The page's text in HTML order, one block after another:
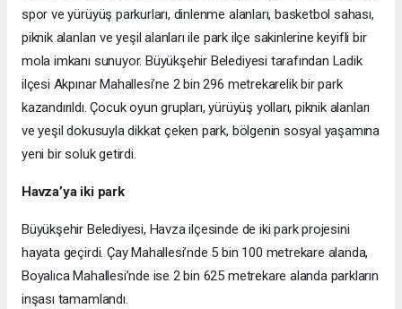
spor ve yürüyüş parkurları, dinlenme alanları, basketbol sahası,
piknik alanları ve yeşil alanları ile park ilçe sakinlerine keyifli bir
mola imkanı sunuyor. Büyükşehir Belediyesi tarafından Ladik
ilçesi Akpınar Mahallesi’ne 2 bin 296 metrekarelik bir park
kazandırıldı. Çocuk oyun grupları, yürüyüş yolları, piknik alanları
ve yeşil dokusuyla dikkat çeken park, bölgenin sosyal yaşamına
yeni bir soluk getirdi.
Havza’ya iki park
Büyükşehir Belediyesi, Havza ilçesinde de iki park projesini
hayata geçirdi. Çay Mahallesi’nde 5 bin 100 metrekare alanda,
Boyalıca Mahallesi’nde ise 2 bin 625 metrekare alanda parkların
inşası tamamlandı.